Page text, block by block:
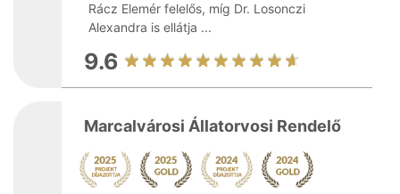
Rácz Elemér felelős, míg Dr. Losonczi
Alexandra is ellátja ...
9.6
Marcalvárosi Állatorvosi Rendelő